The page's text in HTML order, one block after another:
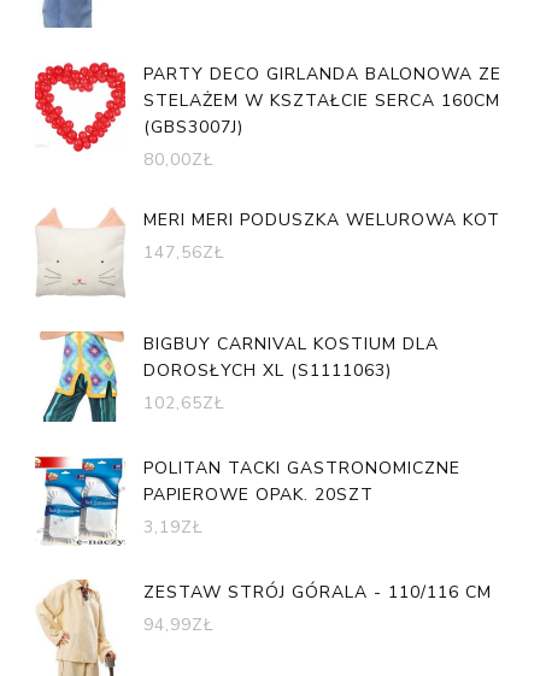
PARTY DECO GIRLANDA BALONOWA ZE
STELAŻEM W KSZTAŁCIE SERCA 160CM
(GBS3007J)
80,00ZŁ
MERI MERI PODUSZKA WELUROWA KOT
147,56ZŁ
BIGBUY CARNIVAL KOSTIUM DLA
DOROSŁYCH XL (S1111063)
102,65ZŁ
POLITAN TACKI GASTRONOMICZNE
PAPIEROWE OPAK. 20SZT
3,19ZŁ
ZESTAW STRÓJ GÓRALA - 110/116 CM
94,99ZŁ